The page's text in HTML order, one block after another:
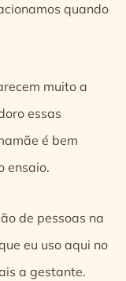
quando
muito a
essas
é bem
ensaio.
de pessoas na
eu uso aqui no
a gestante.